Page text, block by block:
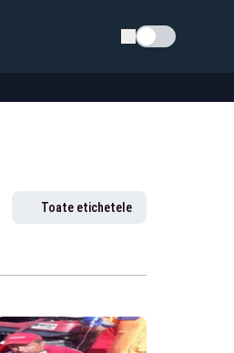
Schimba tema
Toate etichetele